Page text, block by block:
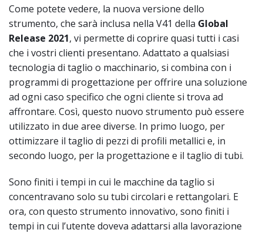
Come potete vedere, la nuova versione dello
strumento, che sarà inclusa nella V41 della Global
Release 2021, vi permette di coprire quasi tutti i casi
che i vostri clienti presentano. Adattato a qualsiasi
tecnologia di taglio o macchinario, si combina con i
programmi di progettazione per offrire una soluzione
ad ogni caso specifico che ogni cliente si trova ad
affrontare. Così, questo nuovo strumento può essere
utilizzato in due aree diverse. In primo luogo, per
ottimizzare il taglio di pezzi di profili metallici e, in
secondo luogo, per la progettazione e il taglio di tubi.
Sono finiti i tempi in cui le macchine da taglio si
concentravano solo su tubi circolari e rettangolari. E
ora, con questo strumento innovativo, sono finiti i
tempi in cui l’utente doveva adattarsi alla lavorazione